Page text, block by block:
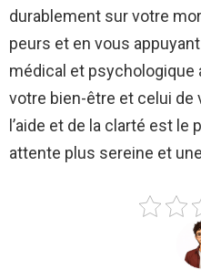
durablement sur votre
peurs et en vous
médical et psychologique
votre bien-être et celui de
l’aide et de la clarté est le
attente plus sereine et